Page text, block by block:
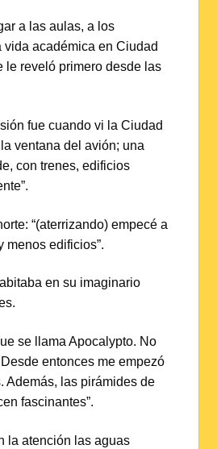
a las aulas, a los
vida académica en Ciudad
le reveló primero desde las
fue cuando vi la Ciudad
ventana del avión; una
con trenes, edificios
“(aterrizando) empecé a
menos edificios”.
en su imaginario
se llama Apocalypto. No
entonces me empezó
Además, las pirámides de
fascinantes”.
la atención las aguas